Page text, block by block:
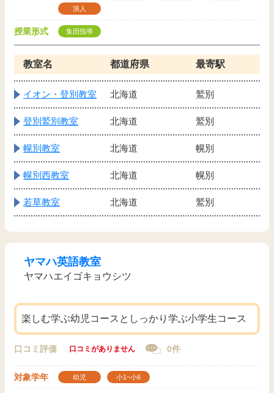
浪人
授業形式 集団指導
教室名 都道府県 最寄駅
イオン・登別教室 北海道 鷲別
登別鷲別教室 北海道 鷲別
幌別教室 北海道 幌別
幌別西教室 北海道 幌別
若草教室 北海道 鷲別
ヤマハ英語教室
ヤマハエイゴキョウシツ
楽しむ学ぶ幼児コースとしっかり学ぶ小学生コース
口コミ評価 口コミがありません 0件
対象学年 幼児 小1~小6